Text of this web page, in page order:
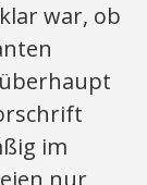
war, ob
im
nur